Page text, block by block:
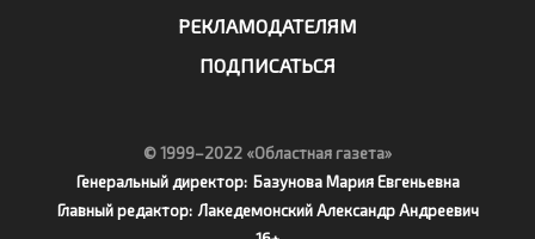
РЕКЛАМОДАТЕЛЯМ
ПОДПИСАТЬСЯ
© 1999–2022 «Областная газета»
Генеральный директор: Базунова Мария Евгеньевна
Главный редактор: Лакедемонский Александр Андреевич